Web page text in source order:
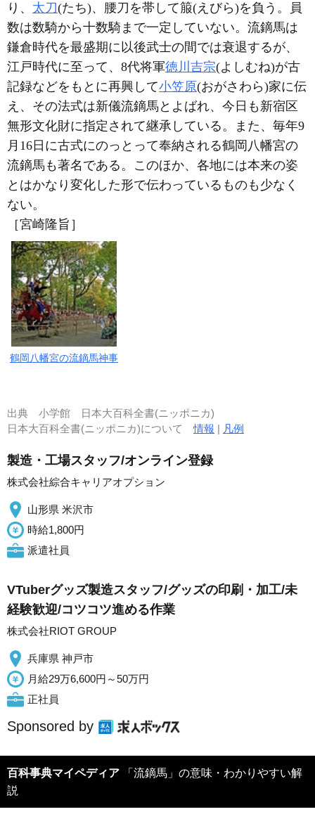
り、 太刀(たち)、腰刀を帯して箙(えびら)を負う。員
数は数騎から十数騎まで一定していない。流鏑馬は
鎌倉時代を最盛期に以後武士の間では衰退するが、
江戸時代に至って、8代将軍徳川吉宗(よしむね)が古
記録などをもとに再興して小笠原(おがさわら)家に伝
え、その法式は新儀流鏑馬とよばれ、今日も新宿区
無形文化財に指定されて継承している。また、毎年9
月16日に古式にのっとって奉納される鶴岡八幡宮の
流鏑馬も著名である。このほか、各地には本来の姿
とはかなり変化した形で伝わっているものも少なく
ない。
［宮崎隆旨］
鶴岡八幡宮の流鏑馬神事
出典 小学館 日本大百科全書(ニッポニカ)
日本大百科全書(ニッポニカ)について情報 | 凡例
製造・工場スタッフ/オンライン登録
株式会社綜合キャリアオプション
山形県 米沢市
時給1,800円
派遣社員
VTuberグッズ製造スタッフ/グッズの印刷・加工/未
経験歓迎/コツコツ進める作業
株式会社RIOT GROUP
兵庫県 神戸市
月給29万6,600円～50万円
正社員
Sponsored by
百科事典マイペディア
説